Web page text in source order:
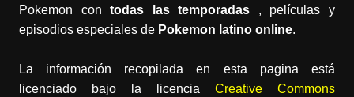
Pokemon contodas las temporadas , películas y
episodios especiales de Pokemon latino online.
La información recopilada en esta pagina está
licenciado bajo la licenciaCreative Commons